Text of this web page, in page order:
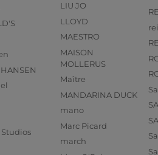
LIU JO
LLOYD
MAESTRO
MAISON
MOLLERUS
Maître
MANDARINA DUCK
mano
Marc Picard
march